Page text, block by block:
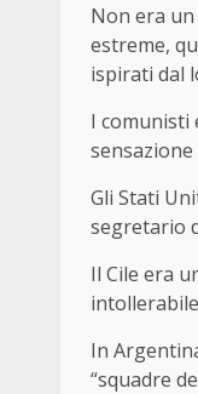
Non era
estreme,
ispirati dal
I comunisti
sensazione
Gli Stati
segretario
Il Cile era
In
“squadre